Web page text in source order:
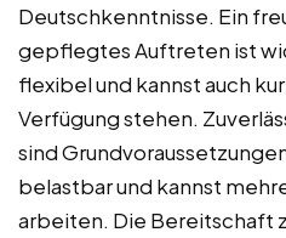
Deutschkenntnisse. Ein
gepflegtes Auftreten ist
flexibel und kannst auch
Verfügung stehen.
sind
belastbar und kannst
arbeiten. Die Bereitschaft